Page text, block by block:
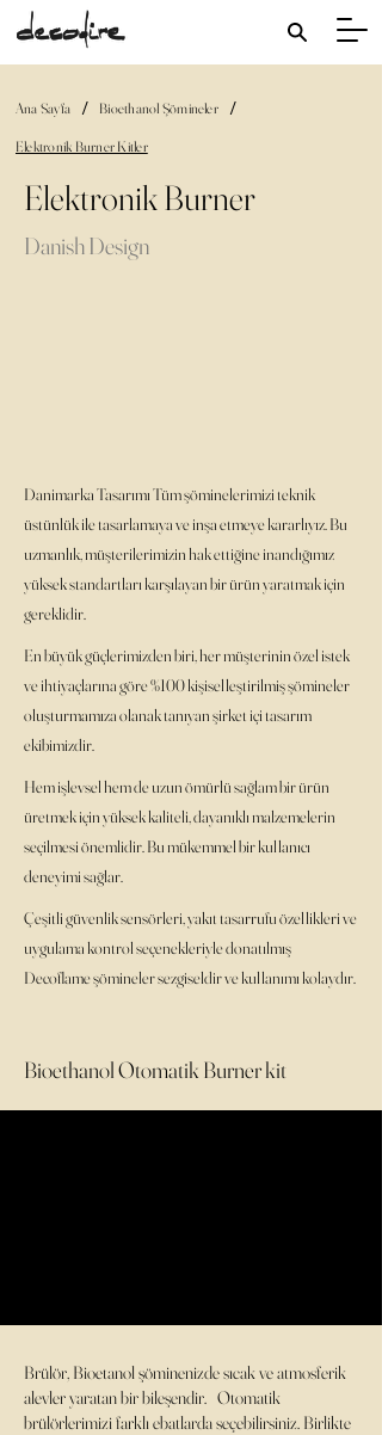
Ana Sayfa / Bioethanol Şömineler /
Elektronik Burner Kitler
Elektronik Burner
Danish Design
Danimarka Tasarımı Tüm şöminelerimizi teknik
üstünlük ile tasarlamaya ve inşa etmeye kararlıyız. Bu
uzmanlık, müşterilerimizin hak ettiğine inandığımız
yüksek standartları karşılayan bir ürün yaratmak için
gereklidir.
En büyük güçlerimizden biri, her müşterinin özel istek
ve ihtiyaçlarına göre %100kişiselleştirilmişşömineler
oluşturmamıza olanak tanıyan şirket içi tasarım
ekibimizdir.
Hem işlevsel hem de uzun ömürlü sağlam bir ürün
üretmek için yüksek kaliteli, dayanıklı malzemelerin
seçilmesi önemlidir. Bu mükemmel bir kullanıcı
deneyimi sağlar.
Çeşitli güvenlik sensörleri, yakıt tasarrufu özellikleri ve
uygulama kontrol seçenekleriyle donatılmış
Decoflame şömineler sezgiseldir ve kullanımı kolaydır.
Bioethanol Otomatik Burner kit
Brülör, Bioetanol şöminenizde sıcak ve atmosferik
alevler yaratan bir bileşendir. Otomatik
brülörlerimizi farklı ebatlarda seçebilirsiniz. Birlikte